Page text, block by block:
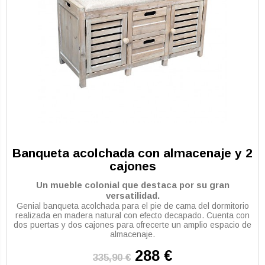
Banqueta acolchada con almacenaje y 2
cajones
Un mueble colonial que destaca por su gran
versatilidad.
Genial banqueta acolchada para el pie de cama del dormitorio
realizada en madera natural con efecto decapado. Cuenta con
dos puertas y dos cajones para ofrecerte un amplio espacio de
almacenaje.
335,90 € 288 €